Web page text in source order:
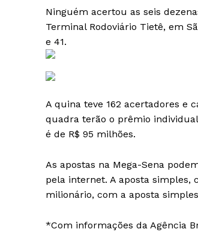
Ninguém acertou as seis
Terminal Rodoviário Tietê, em
e 41.
A quina teve 162 acertadores e
quadra terão o prêmio
é de R$ 95 milhões.
As apostas na Mega-Sena
pela internet. A aposta simples,
milionário, com a aposta
*Com informações da Agência